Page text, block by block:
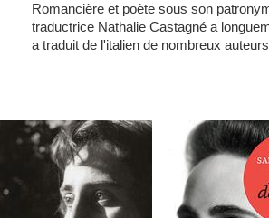
Romancière et poète sous son
traductrice Nathalie Castagné a
a traduit de l'italien de nombreux